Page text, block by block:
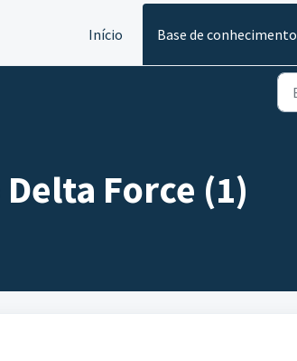
Início
Base de conhecimento
Force (1)